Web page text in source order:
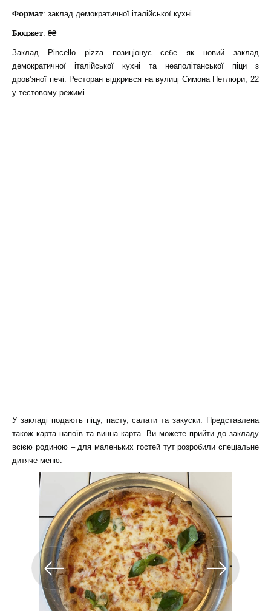
Формат: заклад демократичної італійської кухні.
Бюджет: ₴₴
Заклад Pincello pizzaпозиціонує себе як новий заклад
демократичної італійської кухні та неаполітанської піци з
дров’яної печі. Ресторан відкрився на вулиці Симона Петлюри, 22
у тестовому режимі.
У закладі подають піцу, пасту, салати та закуски. Представлена
також карта напоїв та винна карта. Ви можете прийти до закладу
всією родиною – для маленьких гостей тут розробили спеціальне
дитяче меню.